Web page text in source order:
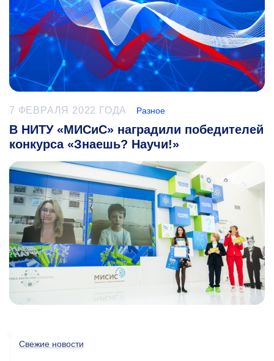
7 ФЕВРАЛЯ 2022 ГОДА Разное
В НИТУ «МИСиС» наградили победителей
конкурса «Знаешь? Научи!»
Свежие новости